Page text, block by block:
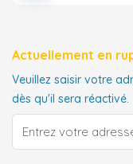
Actuellement en
Veuillez saisir votre
dès qu'il sera réactivé.